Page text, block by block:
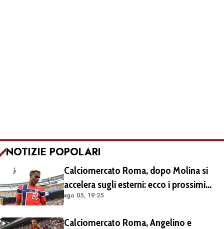
NOTIZIE POPOLARI
Calciomercato Roma, dopo Molina si
accelera sugli esterni: ecco i prossimi
obiettivi
ago 05, 19:25
Calciomercato Roma, Angelino e